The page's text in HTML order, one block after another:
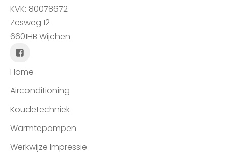
KVK: 80078672
Zesweg 12
6601HB Wijchen
Home
Airconditioning
Koudetechniek
Warmtepompen
Werkwijze Impressie